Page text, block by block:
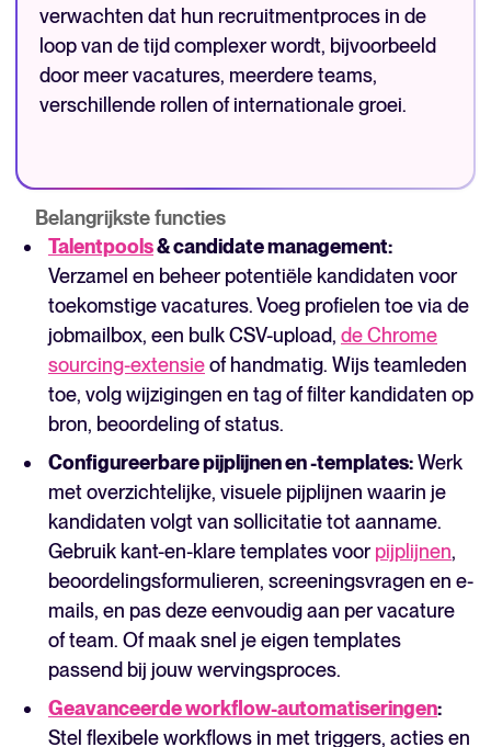
verwachten dat hun recruitmentproces in de
loop van de tijd complexer wordt, bijvoorbeeld
door meer vacatures, meerdere teams,
verschillende rollen of internationale groei.
Belangrijkste functies
Talentpools& candidate management:
Verzamel en beheer potentiële kandidaten voor
toekomstige vacatures. Voeg profielen toe via de
jobmailbox, een bulk CSV-upload, de Chrome
sourcing-extensieof handmatig. Wijs teamleden
toe, volg wijzigingen en tag of filter kandidaten op
bron, beoordeling of status.
Configureerbare pijplijnen en -templates:Werk
met overzichtelijke, visuele pijplijnen waarin je
kandidaten volgt van sollicitatie tot aanname.
Gebruik kant-en-klare templates voorpijplijnen,
beoordelingsformulieren, screeningsvragen en e-
mails, en pas deze eenvoudig aan per vacature
of team. Of maak snel je eigen templates
passend bij jouw wervingsproces.
Geavanceerde workflow-automatiseringen:
Stel flexibele workflows in met triggers, acties en